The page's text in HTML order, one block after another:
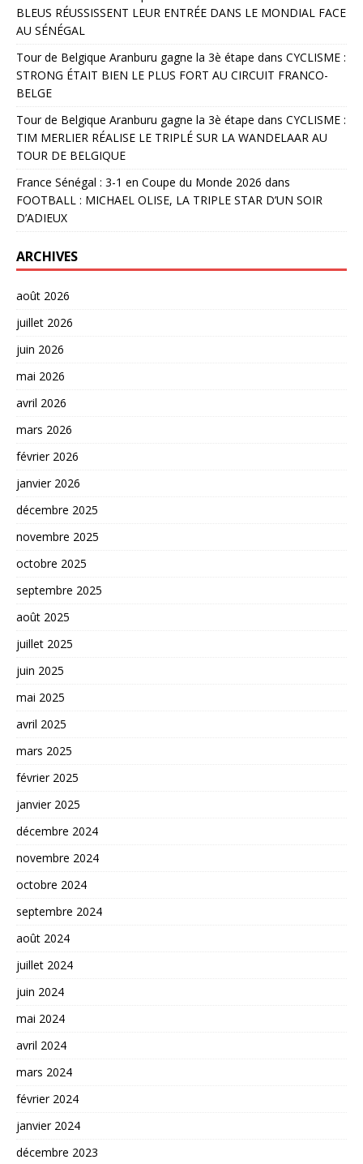
BLEUS RÉUSSISSENT LEUR ENTRÉE DANS LE MONDIAL FACE
AU SÉNÉGAL
Tour de Belgique Aranburu gagne la 3è étape dans CYCLISME :
STRONG ÉTAIT BIEN LE PLUS FORT AU CIRCUIT FRANCO-
BELGE
Tour de Belgique Aranburu gagne la 3è étape dans CYCLISME :
TIM MERLIER RÉALISE LE TRIPLÉ SUR LA WANDELAAR AU
TOUR DE BELGIQUE
France Sénégal : 3-1 en Coupe du Monde 2026 dans
FOOTBALL : MICHAEL OLISE, LA TRIPLE STAR D’UN SOIR
D’ADIEUX
ARCHIVES
août 2026
juillet 2026
juin 2026
mai 2026
avril 2026
mars 2026
février 2026
janvier 2026
décembre 2025
novembre 2025
octobre 2025
septembre 2025
août 2025
juillet 2025
juin 2025
mai 2025
avril 2025
mars 2025
février 2025
janvier 2025
décembre 2024
novembre 2024
octobre 2024
septembre 2024
août 2024
juillet 2024
juin 2024
mai 2024
avril 2024
mars 2024
février 2024
janvier 2024
décembre 2023